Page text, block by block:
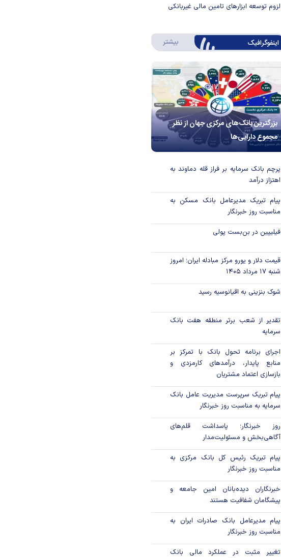
لزوم توسعه ابزارهای تامین مالی غیربانکی
اینفوگرافیک بیشتر درباره اینفوگرافیک
بزرگترین بانک‌های مرکزی جهان از نظر
مجموع دارایی‌ها
پرچم بانک سرمایه بر فراز قله دماوند به
اهتزاز درآمد
پیام تبریک مدیرعامل بانک مسکن به
مناسبت روز خبرنگار
فیلیپین در بن‌بست پولی
قیمت دلار و یورو مرکز مبادله ایران؛ امروز
شنبه ۱۷ مرداد ۱۴۰۵
شوک بنزینی به اقیانوسیه رسید
تقدیر از شعب برتر منطقه هفت بانک
سرمایه
اجرای برنامه تحول بانک با تمرکز بر
منابع پایدار، درآمدهای کارمزدی و
بازسازی اعتماد مشتریان
پیام تبریک سرپرست مدیریت عامل بانک
سرمایه به مناسبت روز خبرنگار
روز خبرنگار؛ پاسداشت قلم‌های
آگاهی‌بخش و مسئولیت‌مدار
پیام تبریک رئیس کل بانک مرکزی به
مناسبت روز خبرنگار
خبرنگاران دیده‌بانان امین جامعه و
پیشگامان شفافیت هستند
پیام مدیرعامل بانک صادرات ایران به
مناسبت روز خبرنگار
تغییر مثبت در عملکرد مالی بانک